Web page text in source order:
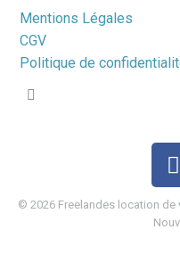
Mentions Légales
CGV
Politique de
© 2026 Freelandes location de